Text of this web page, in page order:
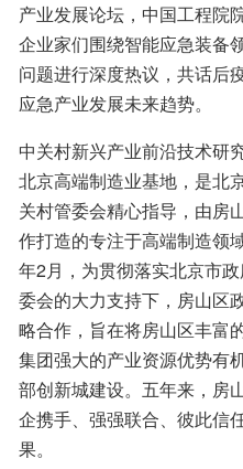
产业发展论坛，中国工程院
企业家们围绕智能应急装备
问题进行深度热议，共话后
应急产业发展未来趋势。
中关村新兴产业前沿技术研
北京高端制造业基地，是北
关村管委会精心指导，由房
作打造的专注于高端制造领
年2月，为贯彻落实北京市
委会的大力支持下，房山区
略合作，旨在将房山区丰富
集团强大的产业资源优势有
部创新城建设。五年来，房
企携手、强强联合、彼此信
果。